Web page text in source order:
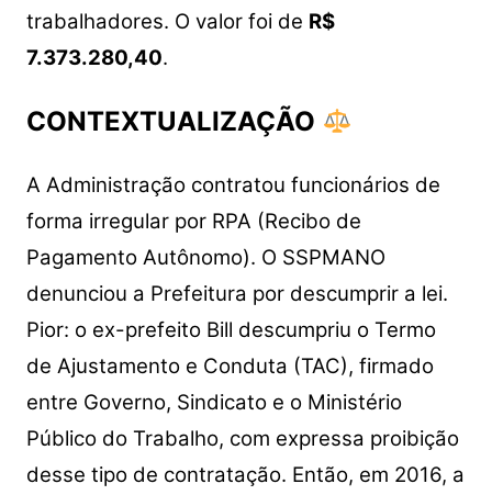
trabalhadores. O valor foi de R$
7.373.280,40.
CONTEXTUALIZAÇÃO
A Administração contratou funcionários de
forma irregular por RPA (Recibo de
Pagamento Autônomo). O SSPMANO
denunciou a Prefeitura por descumprir a lei.
Pior: o ex-prefeito Bill descumpriu o Termo
de Ajustamento e Conduta (TAC), firmado
entre Governo, Sindicato e o Ministério
Público do Trabalho, com expressa proibição
desse tipo de contratação. Então, em 2016, a